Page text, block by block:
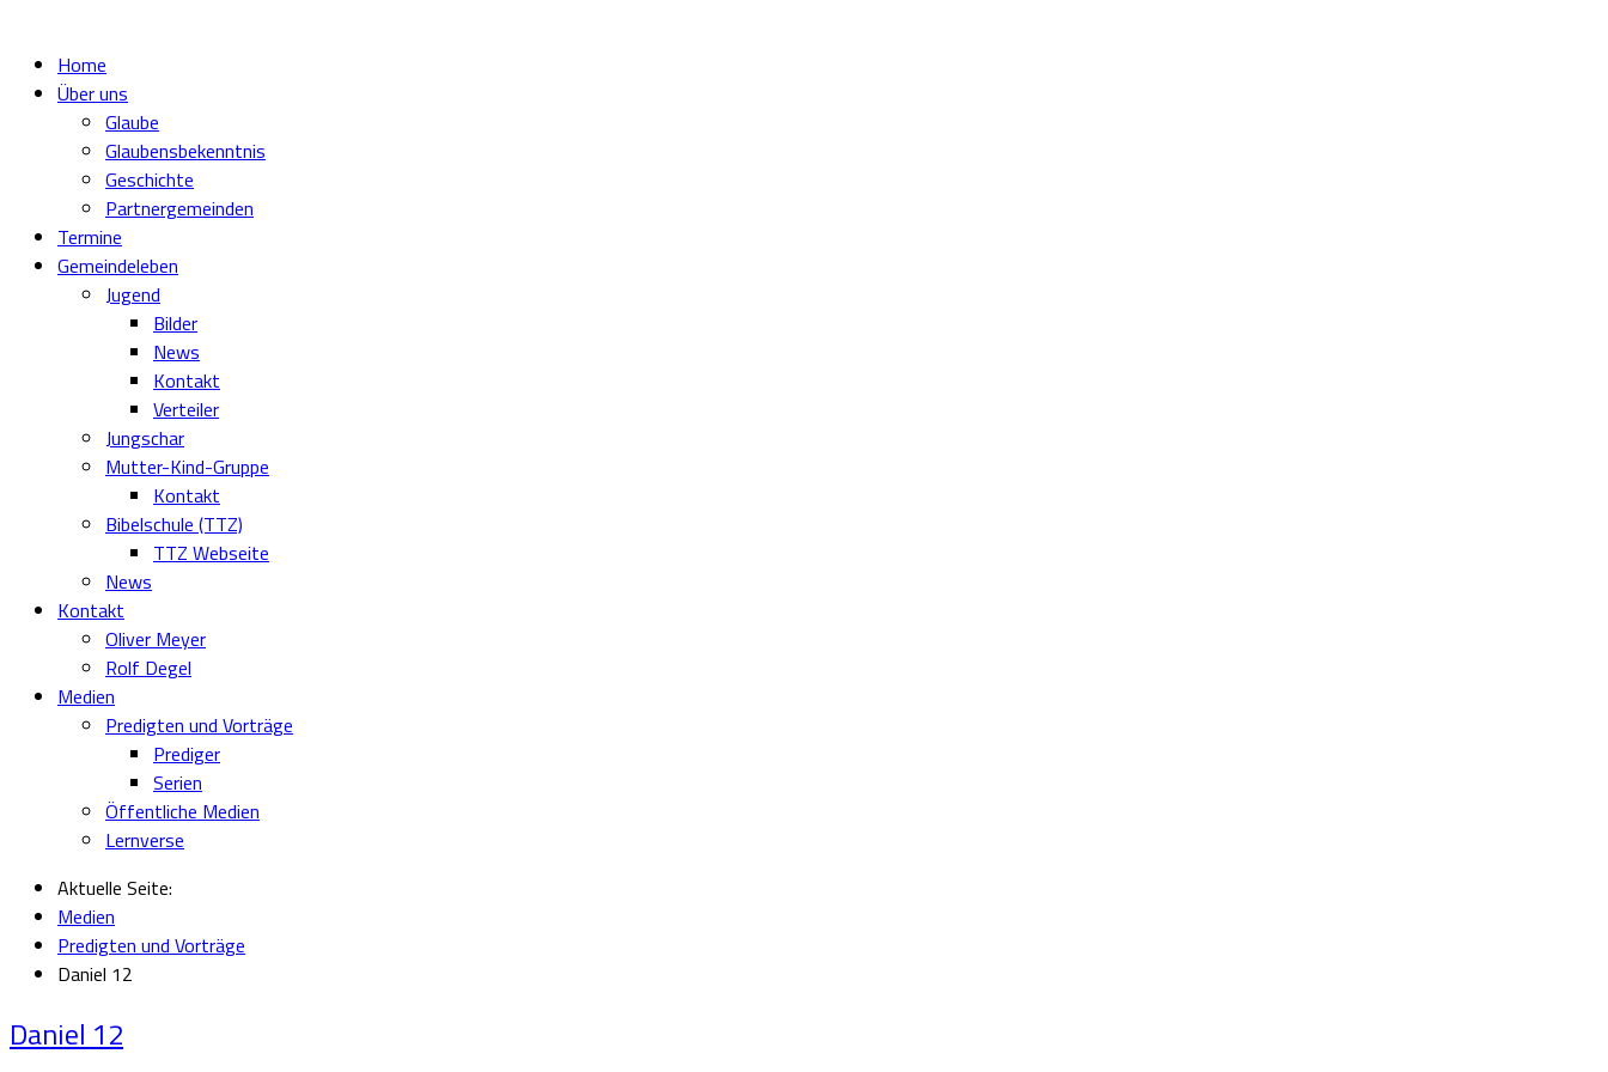
Home
Über uns
Glaube
Glaubensbekenntnis
Geschichte
Partnergemeinden
Termine
Gemeindeleben
Jugend
Bilder
News
Kontakt
Verteiler
Jungschar
Mutter-Kind-Gruppe
Kontakt
Bibelschule (TTZ)
TTZ Webseite
News
Kontakt
Oliver Meyer
Rolf Degel
Medien
Predigten und Vorträge
Prediger
Serien
Öffentliche Medien
Lernverse
Aktuelle Seite:
Medien
Predigten und Vorträge
Daniel 12
Daniel 12